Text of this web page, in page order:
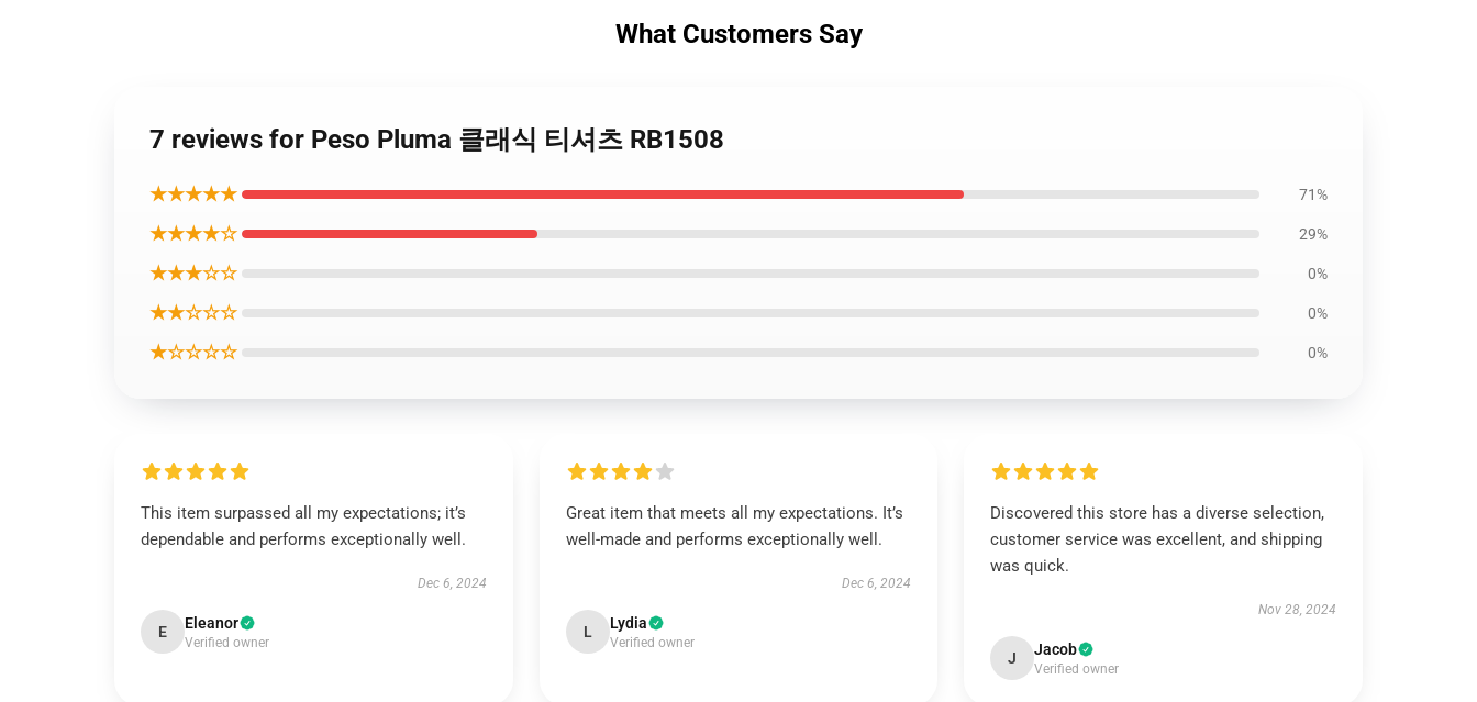
What Customers Say
7 reviews for Peso Pluma 클래식 티셔츠 RB1508
★★★★★ 71%
★★★★☆ 29%
★★★☆☆ 0%
★★☆☆☆ 0%
★☆☆☆☆ 0%
This item surpassed all my expectations; it’s
dependable and performs exceptionally well.
Dec 6, 2024
E Eleanor
Verified owner
Great item that meets all my expectations. It’s
well-made and performs exceptionally well.
Dec 6, 2024
L Lydia
Verified owner
Discovered this store has a diverse selection,
customer service was excellent, and shipping
was quick.
Nov 28, 2024
J Jacob
Verified owner